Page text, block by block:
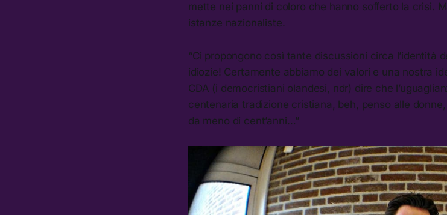
mette nei panni di coloro che hanno sofferto la crisi.
istanze nazionaliste.
“Ci propongono così tante discussioni circa l’identità
idiozie! Certamente abbiamo dei valori e una nostra
CDA (i democristiani olandesi, ndr) dire che
centenaria tradizione cristiana, beh, penso alle
da meno di cent’anni…”